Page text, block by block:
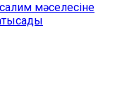
мәселесіне